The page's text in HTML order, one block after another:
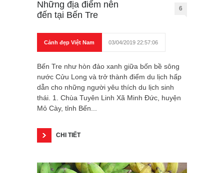
Những địa điểm nên
đến tại Bến Tre
6
Cảnh đẹp Việt Nam 03/04/2019 22:57:06
Bến Tre như hòn đảo xanh giữa bốn bề sông
nước Cửu Long và trở thành điểm du lịch hấp
dẫn cho những người yêu thích du lịch sinh
thái. 1. Chùa Tuyên Linh Xã Minh Đức, huyện
Mỏ Cày, tỉnh Bến...
CHI TIẾT